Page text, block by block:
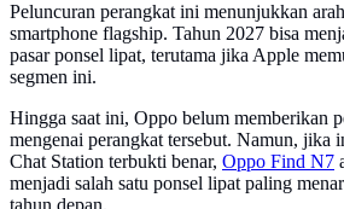
Peluncuran perangkat ini menunjukkan
smartphone flagship. Tahun 2027 bisa
pasar ponsel lipat, terutama jika Apple
segmen ini.
Hingga saat ini, Oppo belum memberikan
mengenai perangkat tersebut. Namun, jika
Chat Station terbukti benar, Oppo Find N7
menjadi salah satu ponsel lipat paling